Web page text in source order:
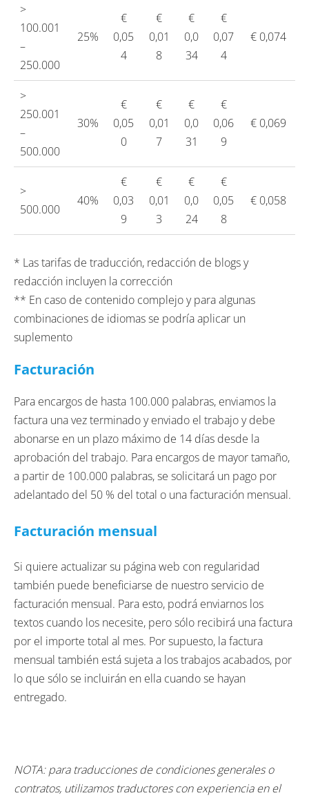
>
100.001
–
250.000
25%
€
0,05
4
€
0,01
8
€
0,0
34
€
0,07
4
€ 0,074
>
250.001
–
500.000
30%
€
0,05
0
€
0,01
7
€
0,0
31
€
0,06
9
€ 0,069
>
500.000
40%
€
0,03
9
€
0,01
3
€
0,0
24
€
0,05
8
€ 0,058
* Las tarifas de traducción, redacción de blogs y
redacción incluyen la corrección
** En caso de contenido complejo y para algunas
combinaciones de idiomas se podría aplicar un
suplemento
Facturación
Para encargos de hasta 100.000 palabras, enviamos la
factura una vez terminado y enviado el trabajo y debe
abonarse en un plazo máximo de 14 días desde la
aprobación del trabajo. Para encargos de mayor tamaño,
a partir de 100.000 palabras, se solicitará un pago por
adelantado del 50 % del total o una facturación mensual.
Facturación mensual
Si quiere actualizar su página web con regularidad
también puede beneficiarse de nuestro servicio de
facturación mensual. Para esto, podrá enviarnos los
textos cuando los necesite, pero sólo recibirá una factura
por el importe total al mes. Por supuesto, la factura
mensual también está sujeta a los trabajos acabados, por
lo que sólo se incluirán en ella cuando se hayan
entregado.
NOTA: para traducciones de condiciones generales o
contratos, utilizamos traductores con experiencia en el